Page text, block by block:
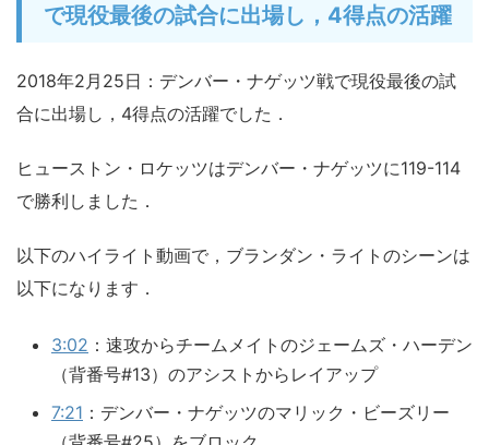
で現役最後の試合に出場し，4得点の活躍
2018年2月25日：デンバー・ナゲッツ戦で現役最後の試
合に出場し，4得点の活躍でした．
ヒューストン・ロケッツはデンバー・ナゲッツに119-114
で勝利しました．
以下のハイライト動画で，ブランダン・ライトのシーンは
以下になります．
3:02 ：速攻からチームメイトのジェームズ・ハーデン
（背番号#13）のアシストからレイアップ
7:21 ：デンバー・ナゲッツのマリック・ビーズリー